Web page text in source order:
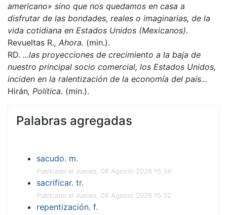
americano» sino que nos quedamos en casa a
disfrutar de las bondades, reales o imaginarias, de la
vida cotidiana en Estados Unidos (Mexicanos).
Revueltas R., Ahora. (min.).
RD. ...las proyecciones de crecimiento a la baja de
nuestro principal socio comercial, los Estados Unidos,
inciden en la ralentización de la economía del país...
Hirán, Política. (min.).
Palabras agregadas
sacudo. m.
Publicado el Jueves, 06 Agosto 2026 15:34
sacrificar. tr.
Publicado el Jueves, 06 Agosto 2026 15:32
repentización. f.